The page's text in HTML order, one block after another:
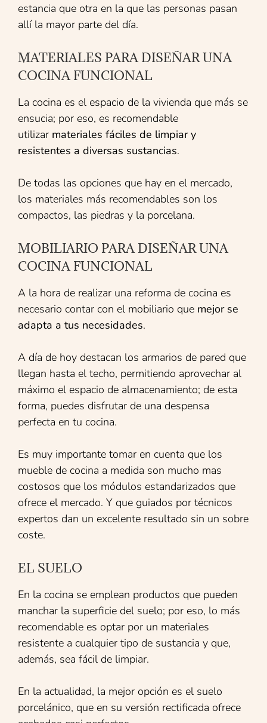
estancia que otra en la que las personas pasan
allí la mayor parte del día.
MATERIALES PARA DISEÑAR UNA
COCINA FUNCIONAL
La cocina es el espacio de la vivienda que más se
ensucia; por eso, es recomendable
utilizar materiales fáciles de limpiar y
resistentes a diversas sustancias.
De todas las opciones que hay en el mercado,
los materiales más recomendables son los
compactos, las piedras y la porcelana.
MOBILIARIO PARA DISEÑAR UNA
COCINA FUNCIONAL
A la hora de realizar una reforma de cocina es
necesario contar con el mobiliario que mejor se
adapta a tus necesidades.
A día de hoy destacan los armarios de pared que
llegan hasta el techo, permitiendo aprovechar al
máximo el espacio de almacenamiento; de esta
forma, puedes disfrutar de una despensa
perfecta en tu cocina.
Es muy importante tomar en cuenta que los
mueble de cocina a medida son mucho mas
costosos que los módulos estandarizados que
ofrece el mercado. Y que guiados por técnicos
expertos dan un excelente resultado sin un sobre
coste.
EL SUELO
En la cocina se emplean productos que pueden
manchar la superficie del suelo; por eso, lo más
recomendable es optar por un materiales
resistente a cualquier tipo de sustancia y que,
además, sea fácil de limpiar.
En la actualidad, la mejor opción es el suelo
porcelánico, que en su versión rectificada ofrece